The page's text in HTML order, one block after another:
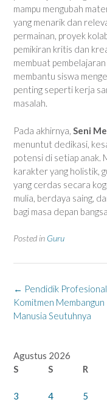
mampu mengubah
yang menarik dan
permainan, proyek
pemikiran kritis dan
membuat
membantu siswa
penting seperti kerja
masalah.
Pada akhirnya, Seni
menuntut dedikasi,
potensi di setiap anak.
karakter yang holistik,
yang cerdas secara
mulia, berdaya saing,
bagi masa depan
Posted in Guru
Post
navigation
← Pendidik
Komitmen Membangun
Manusia Seutuhnya
Agustus 2026
S
S R
3
4 5